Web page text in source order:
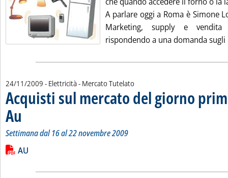
A parlare oggi a Roma è Simone
Marketing, supply e
rispondendo a una domanda
24/11/2009 - Elettricità - Mercato Tutelato
Acquisti sul mercato del giorno
Au . Sottotitolo: Settimana dal 16 al 22 novembre 2009
. Pubblicata martedì 24 novembre 2009 alle 15.19.
Settimana dal 16 al 22 novembre 2009
Leggi tutta la notizia: 'Acquisti sul mercato del giorno prima
Lista allegati PDF alla notizia
AU